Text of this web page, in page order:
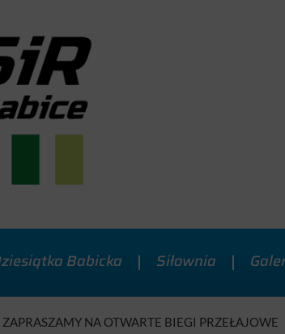
Babicka Siłownia
ZAPRASZAMY NA OTWARTE BIEGI PRZEŁAJOWE